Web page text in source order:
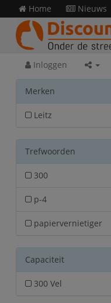
Home Nieuws
Inloggen
Merken
Leitz
Trefwoorden
300
p-4
papiervernietiger
Capaciteit
300 Vel